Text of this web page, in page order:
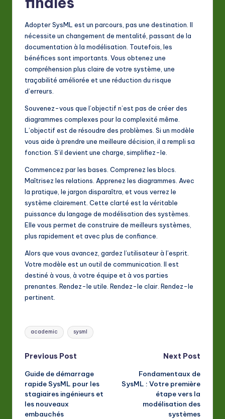
Adopter SysML est un parcours, pas une destination. Il
nécessite un changement de mentalité, passant de la
documentation à la modélisation. Toutefois, les
bénéfices sont importants. Vous obtenez une
compréhension plus claire de votre système, une
traçabilité améliorée et une réduction du risque
d’erreurs.
Souvenez-vous que l’objectif n’est pas de créer des
diagrammes complexes pour la complexité même.
L’objectif est de résoudre des problèmes. Si un modèle
vous aide à prendre une meilleure décision, il a rempli sa
fonction. S’il devient une charge, simplifiez-le.
Commencez par les bases. Comprenez les blocs.
Maîtrisez les relations. Apprenez les diagrammes. Avec
la pratique, le jargon disparaîtra, et vous verrez le
système clairement. Cette clarté est la véritable
puissance du langage de modélisation des systèmes.
Elle vous permet de construire de meilleurs systèmes,
plus rapidement et avec plus de confiance.
Alors que vous avancez, gardez l’utilisateur à l’esprit.
Votre modèle est un outil de communication. Il est
destiné à vous, à votre équipe et à vos parties
prenantes. Rendez-le utile. Rendez-le clair. Rendez-le
pertinent.
Tags:
academic sysml
Post
navigation
Previous Post
Guide de démarrage
rapide SysML pour les
stagiaires ingénieurs et
les nouveaux
embauchés
Next Post
Fondamentaux de
SysML : Votre première
étape vers la
modélisation des
systèmes